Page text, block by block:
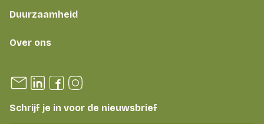
Duurzaamheid
Over ons
Schrijf je in voor de nieuwsbrief